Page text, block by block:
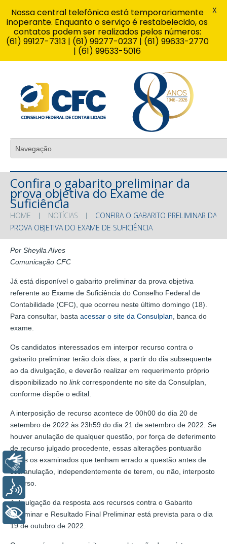
Confira o gabarito preliminar da
prova objetiva do Exame de
Suficiência
HOME NOTÍCIAS
CONFIRA O GABARITO PRELIMINAR DA
PROVA OBJETIVA DO EXAME DE SUFICIÊNCIA
Por Sheylla Alves
Comunicação CFC
Já está disponível o gabarito preliminar da prova objetiva
referente ao Exame de Suficiência do Conselho Federal de
Contabilidade (CFC), que ocorreu neste último domingo (18).
Para consultar, basta acessar o site da Consulplan , banca do
exame.
Os candidatos interessados em interpor recurso contra o
gabarito preliminar terão dois dias, a partir do dia subsequente
ao da divulgação, e deverão realizar em requerimento próprio
disponibilizado no linkcorrespondente no site da Consulplan,
conforme dispõe o edital.
A interposição de recurso acontece de 00h00 do dia 20 de
setembro de 2022 às 23h59 do dia 21 de setembro de 2022. Se
houver anulação de qualquer questão, por força de deferimento
de recurso julgado procedente, essas alterações pontuarão
todos os examinados que tenham errado a questão antes de
sua anulação, independentemente de terem, ou não, interposto
recurso.
A divulgação da resposta aos recursos contra o Gabarito
Preliminar e Resultado Final Preliminar está prevista para o dia
19 de outubro de 2022.
Nossa central telefônica está temporariamente
inoperante. Enquanto o serviço é restabelecido, os
contatos podem ser realizados pelos números:
(61) 99127-7313 | (61) 99277-0237 | (61) 99633-2770
| (61) 99633-5016
X
Libras
Voz
+ Acessibilidade